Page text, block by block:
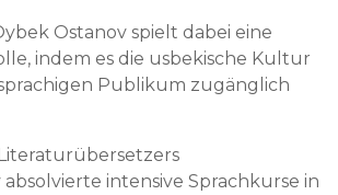
Ostanov spielt dabei eine
indem es die usbekische Kultur
Publikum zugänglich
intensive Sprachkurse in